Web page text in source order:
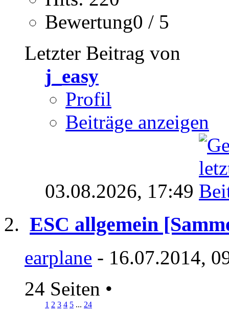
Bewertung0 / 5
Letzter Beitrag von
j_easy
Profil
Beiträge anzeigen
03.08.2026, 17:49
ESC allgemein
earplane - 16.07.2014,
24 Seiten •
1 2 3 4 5 ... 24